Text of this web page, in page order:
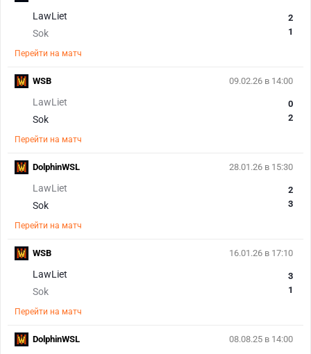
LawLiet
Sok
2
1
Перейти на матч
09.02.26 в 14:00
LawLiet
Sok
0
2
Перейти на матч
WSB
28.01.26 в 15:30
LawLiet
Sok
2
3
Перейти на матч
DolphinWSL
16.01.26 в 17:10
LawLiet
Sok
3
1
Перейти на матч
WSB
08.08.25 в 14:00
DolphinWSL